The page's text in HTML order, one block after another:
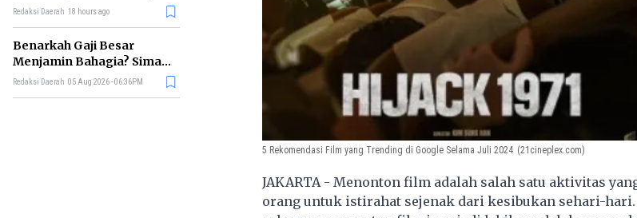
Ikut Khawatir?
Redaksi Daerah 18 hours ago
Benarkah Gaji Besar
Menjamin Bahagia? Simak
Penjelasan Ilmu Ekonomi
Redaksi Daerah 05 Aug 2026 - 06:36PM
5 Rekomendasi Film yang Trending di Google Selama Juli 2024 (21cineplex.com)
JAKARTA - Menonton film adalah salah satu aktivitas
orang untuk istirahat sejenak dari kesibukan sehari-